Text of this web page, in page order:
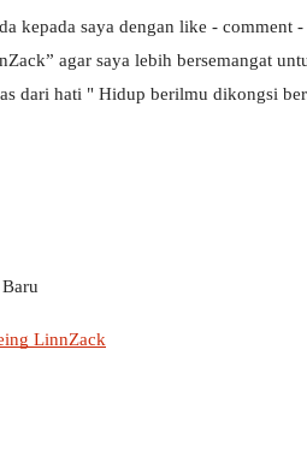
kepada saya dengan like - comment
agar saya lebih bersemangat
dari hati " Hidup berilmu dikongsi
LinnZack
KEYNOTE SPEAKER 3 :